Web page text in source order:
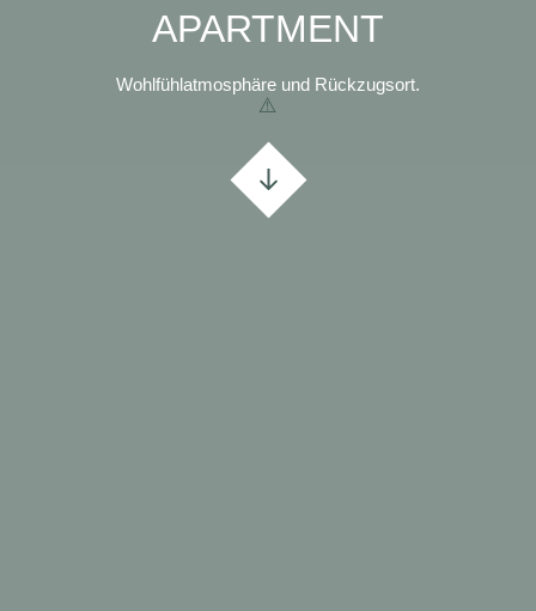
APARTMENT
Wohlfühlatmosphäre und Rückzugsort.